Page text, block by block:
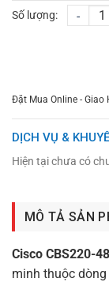
Số lượng:
-
Đặt Mua Online - Giao
DỊCH VỤ &
Hiện tại chưa có
MÔ TẢ SẢN
Cisco CBS220-
minh thuộc